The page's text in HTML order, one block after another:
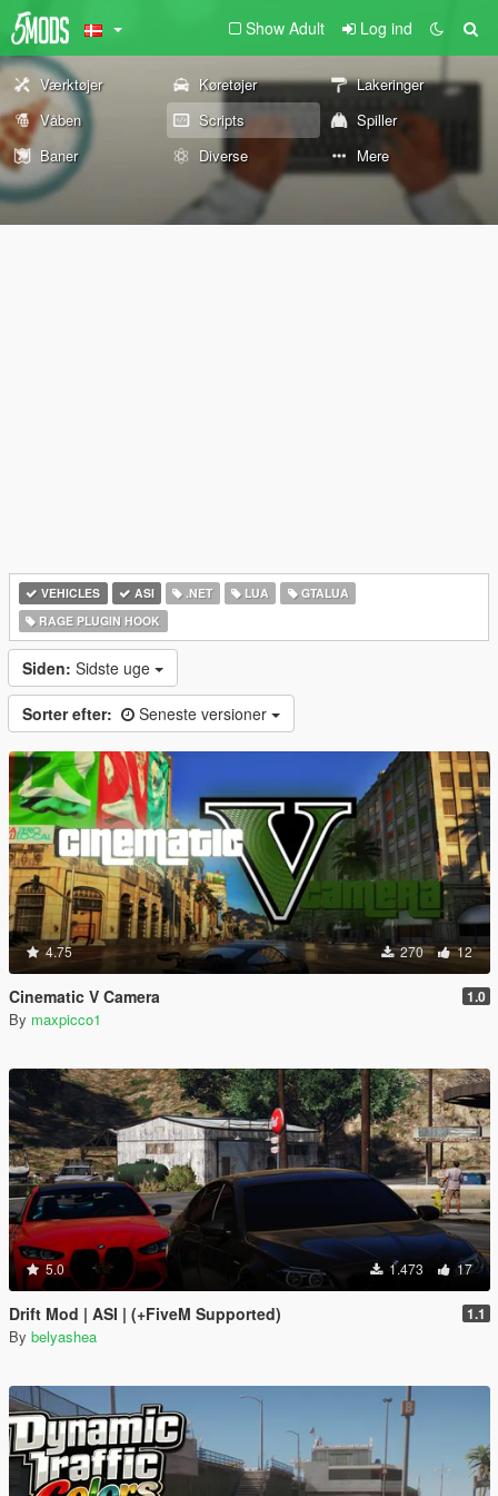
Show Adult Log ind
Værktøjer Køretøjer
Lakeringer
Våben
Scripts
Spiller
Baner
Diverse Mere
VEHICLES ASI .NET LUA
GTALUA
RAGE PLUGIN HOOK
Siden: Sidste uge
Sorter efter: Seneste versioner
4.75 270 12
Cinematic V Camera 1.0
By maxpicco1
5.0 1.473 17
Drift Mod | ASI | (+FiveM Supported) 1.1
By belyashea